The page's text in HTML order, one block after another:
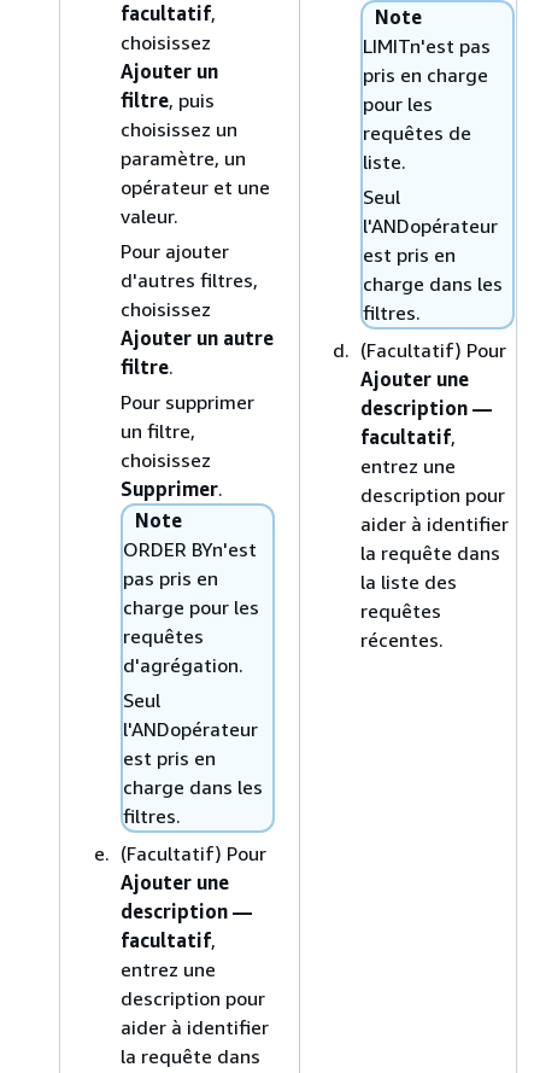
facultatif,
choisissez
Ajouter un
filtre, puis
choisissez un
paramètre, un
opérateur et une
valeur.
Pour ajouter
d'autres filtres,
choisissez
Ajouter un autre
filtre.
Pour supprimer
un filtre,
choisissez
Supprimer.
Note
ORDER BYn'est
pas pris en
charge pour les
requêtes
d'agrégation.
Seul
l'ANDopérateur
est pris en
charge dans les
filtres.
(Facultatif) Pour
Ajouter une
description —
facultatif,
entrez une
description pour
aider à identifier
la requête dans
Note
LIMITn'est pas
pris en charge
pour les
requêtes de
liste.
Seul
l'ANDopérateur
est pris en
charge dans les
filtres.
(Facultatif) Pour
Ajouter une
description —
facultatif,
entrez une
description pour
aider à identifier
la requête dans
la liste des
requêtes
récentes.